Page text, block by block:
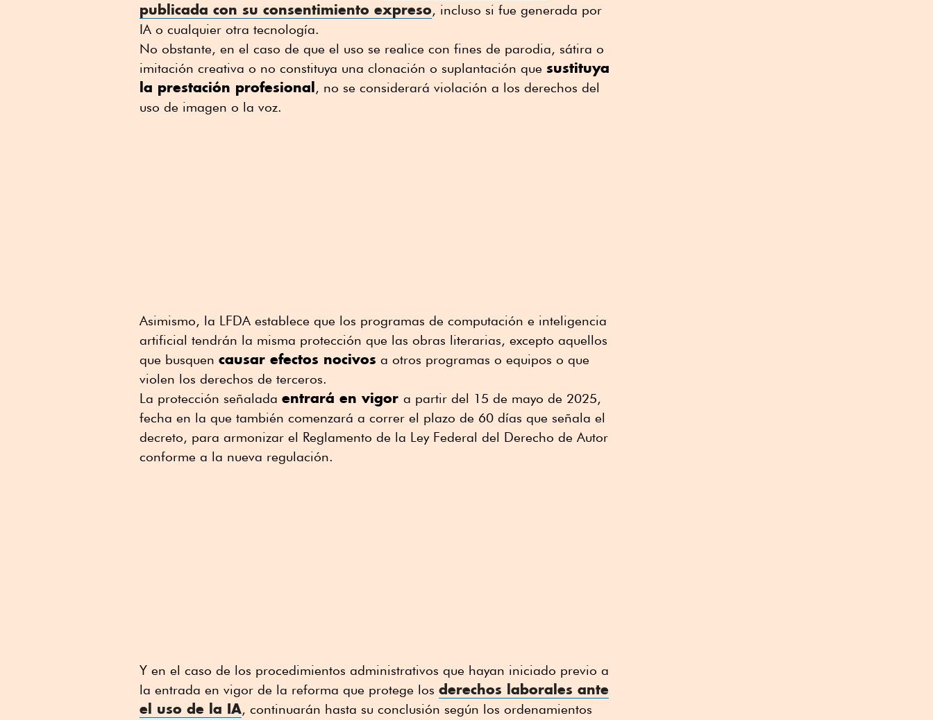
publicada con su consentimiento expreso, incluso si fue generada por
IA o cualquier otra tecnología.
No obstante, en el caso de que el uso se realice con fines de parodia, sátira o
imitación creativa o no constituya una clonación o suplantación que sustituya
la prestación profesional , no se considerará violación a los derechos del
uso de imagen o la voz.
Asimismo, la LFDA establece que los programas de computación e inteligencia
artificial tendrán la misma protección que las obras literarias, excepto aquellos
que busquen causar efectos nocivos a otros programas o equipos o que
violen los derechos de terceros.
La protección señalada entrará en vigor a partir del 15 de mayo de 2025,
fecha en la que también comenzará a correr el plazo de 60 días que señala el
decreto, para armonizar el Reglamento de la Ley Federal del Derecho de Autor
conforme a la nueva regulación.
Y en el caso de los procedimientos administrativos que hayan iniciado previo a
la entrada en vigor de la reforma que protege los derechos laborales ante
el uso de la IA, continuarán hasta su conclusión según los ordenamientos